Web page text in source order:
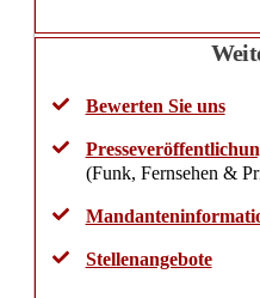
Bewerten Sie uns
(Funk, Fernsehen &
Stellenangebote